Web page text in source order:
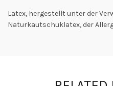
Latex, hergestellt unter der
Naturkautschuklatex, der